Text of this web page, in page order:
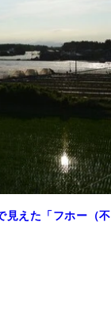
見えた「フホー（不